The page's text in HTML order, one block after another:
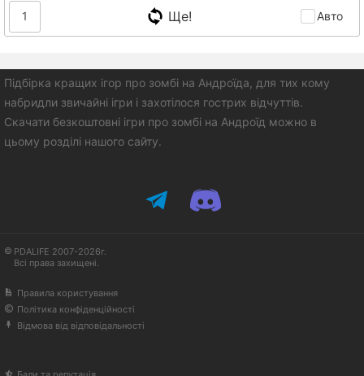
Підбірка кращих ігор про зомбі на Андроїда, для тих кому
набридли звичайні ігри і захотілося гострих відчуттів.
Скачати безкоштовні ігри про зомбі на Андроїд можно в
цьому розділі нашого сайту.
1 Ще! Авто
PDALIFE 2007-2026г.
Всі права захищені.
Правила користування
Політика конфіденційності
Відмова від відповідальності